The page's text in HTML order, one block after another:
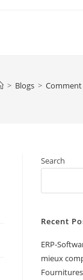
> Blogs > Comment
Search
Recent
ERP-
mieux